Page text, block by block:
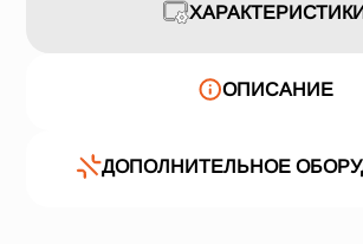
ОПИСАНИЕ
ДОПОЛНИТЕЛЬНОЕ